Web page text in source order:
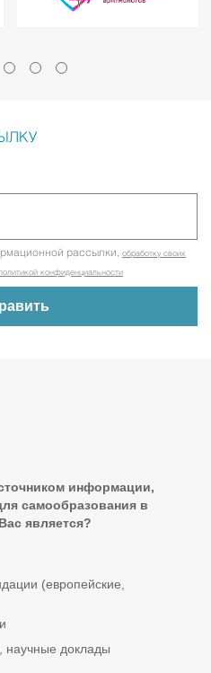
рассылки, обработку своих
политикой конфиденциальности
информации,
самообразования в
является?
(европейские,
доклады